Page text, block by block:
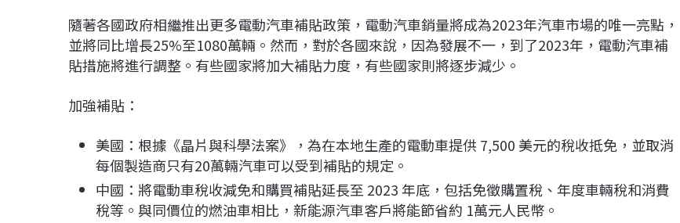
隨著各國政府相繼推出更多電動汽車補貼政策，電動汽車銷量將成為2023年汽車市場的唯一亮點，
並將同比增長25%至1080萬輛。然而，對於各國來說，因為發展不一，到了2023年，電動汽車補
貼措施將進行調整。有些國家將加大補貼力度，有些國家則將逐步減少。
加強補貼：
美國：根據《晶片與科學法案》，為在本地生產的電動車提供 7,500 美元的稅收抵免，並取消
每個製造商只有20萬輛汽車可以受到補貼的規定。
中國：將電動車稅收減免和購買補貼延長至 2023 年底，包括免徵購置稅、年度車輛稅和消費
稅等。與同價位的燃油車相比，新能源汽車客戶將能節省約 1萬元人民幣。